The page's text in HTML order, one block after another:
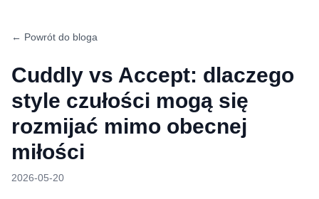
← Powrót do bloga
Cuddly vs Accept: dlaczego
style czułości mogą się
rozmijać mimo obecnej
miłości
2026-05-20